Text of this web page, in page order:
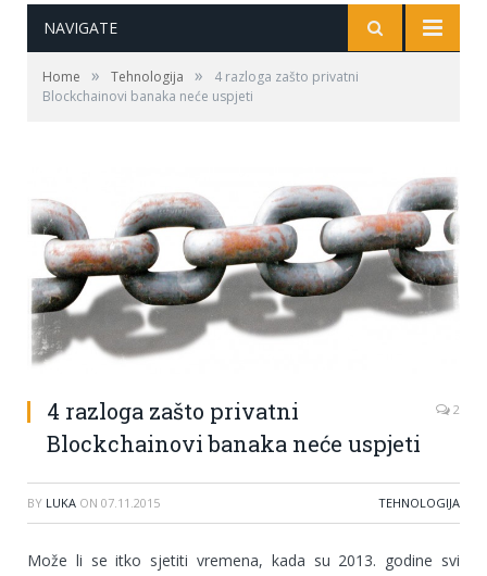
NAVIGATE
Home » Tehnologija »
4 razloga zašto privatni
Blockchainovi banaka neće uspjeti
4 razloga zašto privatni
Blockchainovi banaka neće uspjeti
2
BY LUKA ON 07.11.2015 TEHNOLOGIJA
Može li se itko sjetiti vremena, kada su 2013. godine svi